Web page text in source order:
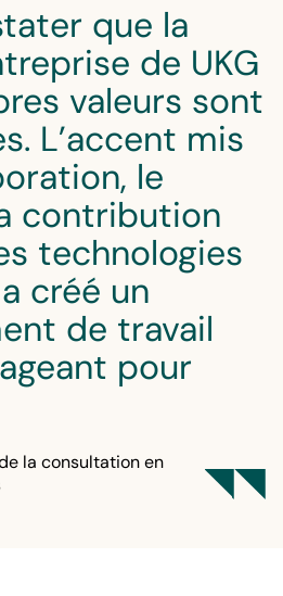
que la
de UKG
valeurs sont
L’accent mis
le
contribution
technologies
créé un
de travail
pour
la consultation en